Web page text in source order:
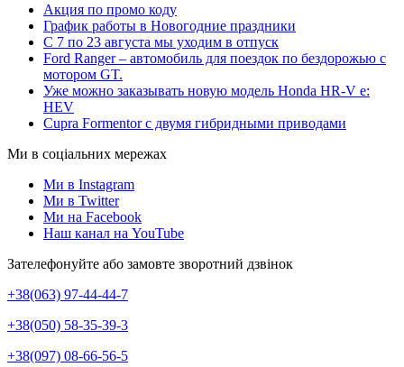
Акция по промо коду
График работы в Новогодние праздники
С 7 по 23 августа мы уходим в отпуск
Ford Ranger – автомобиль для поездок по бездорожью с
мотором GT.
Уже можно заказывать новую модель Honda HR-V e:
HEV
Cupra Formentor с двумя гибридными приводами
Ми в соціальних мережах
Ми в Instagram
Ми в Twitter
Ми на Facebook
Наш канал на YouTube
Зателефонуйте або замовте зворотний дзвінок
+38(063) 97-44-44-7
+38(050) 58-35-39-3
+38(097) 08-66-56-5